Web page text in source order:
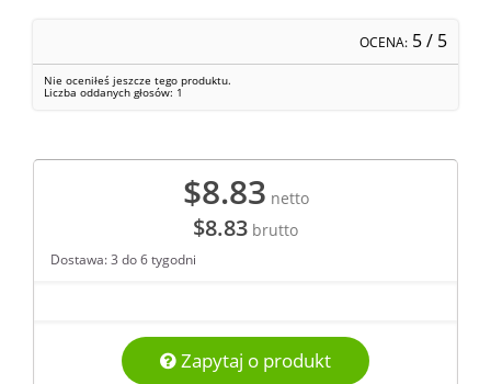
OCENA: 5/ 5
Nie oceniłeś jeszcze tego produktu.
Liczba oddanych głosów: 1
$8.83 netto
$8.83 brutto
Dostawa: 3 do 6 tygodni
Zapytaj o produkt